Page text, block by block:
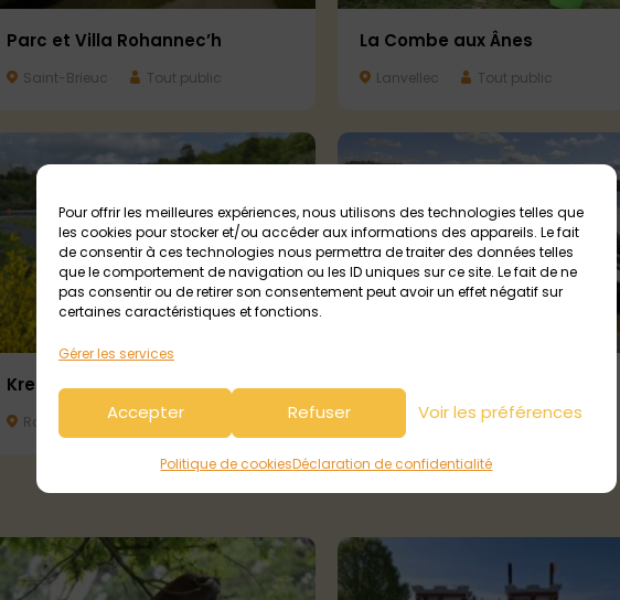
Pour offrir les meilleures expériences, nous utilisons des technologies telles que
les cookies pour stocker et/ou accéder aux informations des appareils. Le fait
de consentir à ces technologies nous permettra de traiter des données telles
que le comportement de navigation ou les ID uniques sur ce site. Le fait de ne
pas consentir ou de retirer son consentement peut avoir un effet négatif sur
certaines caractéristiques et fonctions.
Gérer les services
Accepter Refuser Voir les préférences
Politique de cookiesDéclaration de confidentialité
Parc et Villa Rohannec’h
Saint-Brieuc Tout public
La Combe aux Ânes
Lanvellec Tout public
Kreizy Kalèche
Rostrenen Tout public
Lac de Glomel / Etang du
Korong
Glomel